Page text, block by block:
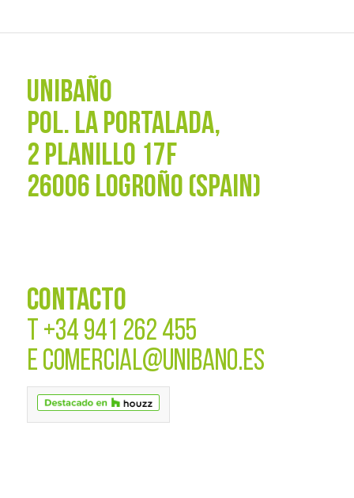
UNIBAÑO
POL. La Portalada,
2 PLANILLO 17F
26006 LOGROÑO (SPAIN)
CONTACTO
T +34 941 262 455
E COMERCIAL@UNIBANO.ES